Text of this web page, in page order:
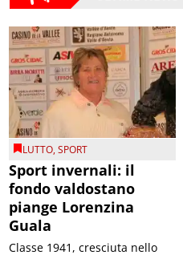
LUTTO,SPORT
Sport invernali: il
fondo valdostano
piange Lorenzina
Guala
Classe 1941, cresciuta nello